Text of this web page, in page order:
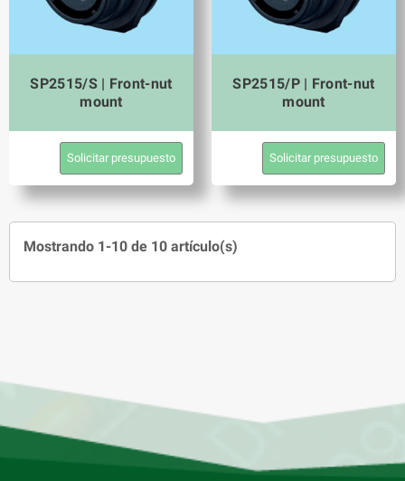
SP2515/S | Front-nut
mount
Solicitar presupuesto
SP2515/P | Front-nut
mount
Solicitar presupuesto
Mostrando 1-10 de 10 artículo(s)